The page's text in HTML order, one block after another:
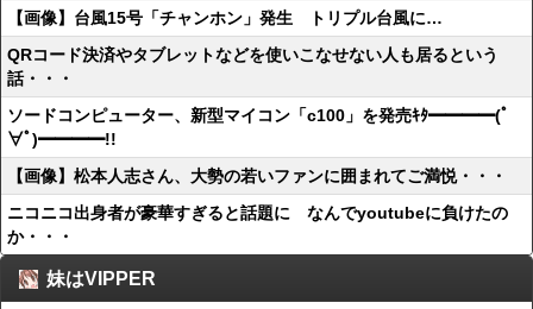
【画像】台風15号「チャンホン」発生 トリプル台風に…
QRコード決済やタブレットなどを使いこなせない人も居るという
話・・・
ソードコンピューター、新型マイコン「c100」を発売ｷﾀ━━━━(ﾟ
∀ﾟ)━━━━!!
【画像】松本人志さん、大勢の若いファンに囲まれてご満悦・・・
ニコニコ出身者が豪華すぎると話題に なんでyoutubeに負けたの
か・・・
妹はVIPPER